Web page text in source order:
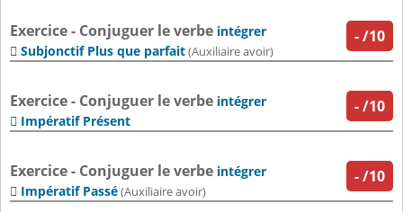
-/10
Exercice - Conjuguer le verbe intégrer
 Subjonctif Plus que parfait(Auxiliaire avoir)
-/10
Exercice - Conjuguer le verbe intégrer
 Impératif Présent
-/10
Exercice - Conjuguer le verbe intégrer
 Impératif Passé(Auxiliaire avoir)